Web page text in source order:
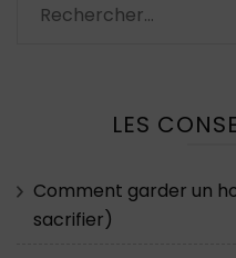
Rechercher :
LES
Comment garder un
sacrifier)